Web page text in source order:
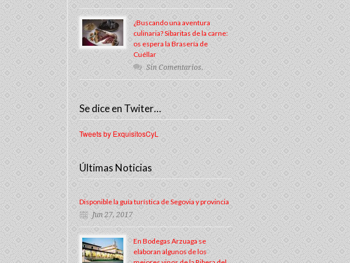
¿Buscando una aventura
culinaria? Sibaritas de la carne:
os espera la Brasería de
Cuéllar
Sin Comentarios.
Se dice en Twiter…
Tweets by ExquisitosCyL
Últimas Noticias
Disponible la guía turística de Segovia y provincia
Jun 27, 2017
En Bodegas Arzuaga se
elaboran algunos de los